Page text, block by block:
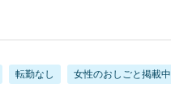
転勤なし 女性のおしごと掲載中